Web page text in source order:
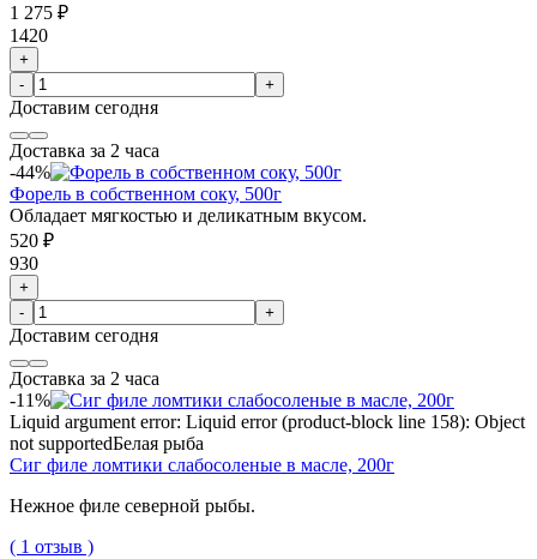
1 275 ₽
1420
+
-
+
Доставим сегодня
Доставка за 2 часа
-44%
Форель в собственном соку, 500г
Обладает мягкостью и деликатным вкусом.
520 ₽
930
+
-
+
Доставим сегодня
Доставка за 2 часа
-11%
Liquid argument error: Liquid error (product-block line 158): Object
not supportedБелая рыба
Сиг филе ломтики слабосоленые в масле, 200г
Нежное филе северной рыбы.
( 1 отзыв )